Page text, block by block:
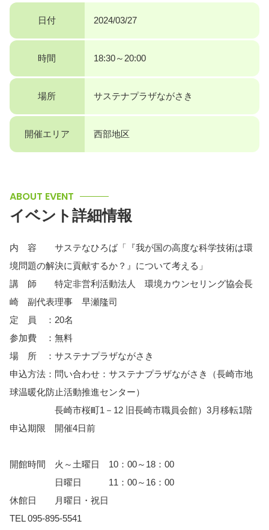
日付 2024/03/27
時間 18:30～20:00
場所 サステナプラザながさき
開催エリア 西部地区
ABOUT EVENT
イベント詳細情報
内 容 サステなひろば「『我が国の高度な科学技術は環
境問題の解決に貢献するか？』について考える」
講 師 特定非営利活動法人 環境カウンセリング協会長
崎 副代表理事 早瀬隆司
定 員 ：20名
参加費 ：無料
場 所 ：サステナプラザながさき
申込方法：問い合わせ：サステナプラザながさき（長崎市地
球温暖化防止活動推進センター）
長崎市桜町1－12 旧長崎市職員会館）3月移転1階
申込期限 開催4日前
開館時間 火～土曜日 10：00～18：00
日曜日 11：00～16：00
休館日 月曜日・祝日
TEL 095-895-5541